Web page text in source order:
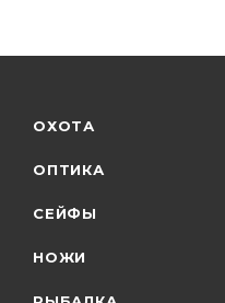
ОХОТА
ОПТИКА
СЕЙФЫ
НОЖИ